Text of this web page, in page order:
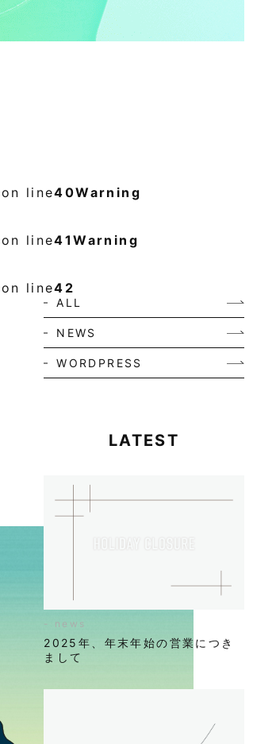
on line40Warning
on line41Warning
on line42
ALL
NEWS
WORDPRESS
LATEST
- news
2025年、年末年始の営業につき
まして